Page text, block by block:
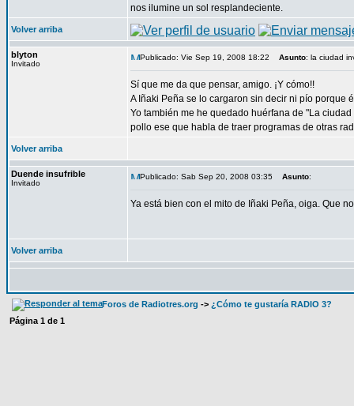
nos ilumine un sol resplandeciente.
Volver arriba
blyton
Invitado
Publicado: Vie Sep 19, 2008 18:22 Asunto: la ciudad
Sí que me da que pensar, amigo. ¡Y cómo!!
A Iñaki Peña se lo cargaron sin decir ni pío porque
Yo también me he quedado huérfana de "La
pollo ese que habla de traer programas de otras
Volver arriba
Duende insufrible
Invitado
Publicado: Sab Sep 20, 2008 03:35 Asunto:
Ya está bien con el mito de Iñaki Peña, oiga. Que
Volver arriba
Foros de Radiotres.org -> ¿Cómo te gustaría RADIO 3?
Página 1 de 1